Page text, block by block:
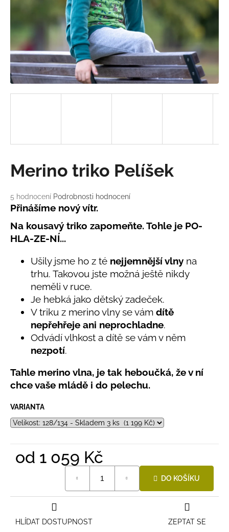
Průměrné
hodnocení
je
5,0
z
hvězdiček.
5 hodnocení Podrobnosti hodnocení
Merino triko Pelíšek
Přinášíme nový vítr.
Na kousavý triko zapomeňte. Tohle je PO-
HLA-ZE-NÍ...
Ušily jsme ho z té nejjemnější vlny na
trhu. Takovou jste možná ještě nikdy
neměli v ruce.
Je hebká jako dětský zadeček.
V triku z merino vlny se vám dítě
nepřehřeje ani neprochladne.
Odvádí vlhkost a dítě se vám v něm
nezpotí.
Tahle merino vlna, je tak heboučká, že v ní
chce vaše mládě i do pelechu.
VARIANTA
od 1 059 Kč
DO KOŠÍKU
ZEPTAT SE
HLÍDAT DOSTUPNOST
j
í
t
?
D
o
o
r
č
u
LETNÍ
KLOBOUČEK
OUŠKY
BÍLÝ
395
Kč